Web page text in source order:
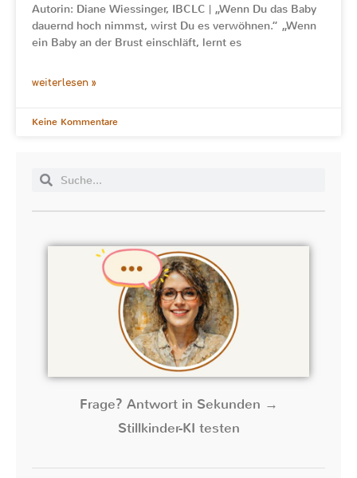
Autorin: Diane Wiessinger, IBCLC | „Wenn Du das Baby
dauernd hoch nimmst, wirst Du es verwöhnen.“ „Wenn
ein Baby an der Brust einschläft, lernt es
weiterlesen »
Keine Kommentare
Frage? Antwort in Sekunden →
Stillkinder-KI testen